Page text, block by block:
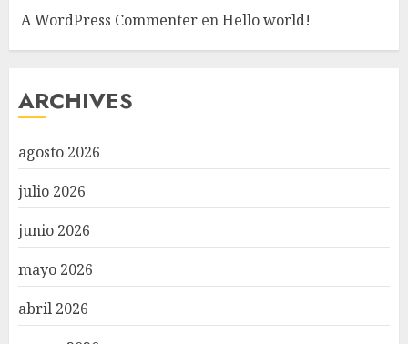
A WordPress Commenter enHello world!
ARCHIVES
agosto 2026
julio 2026
junio 2026
mayo 2026
abril 2026